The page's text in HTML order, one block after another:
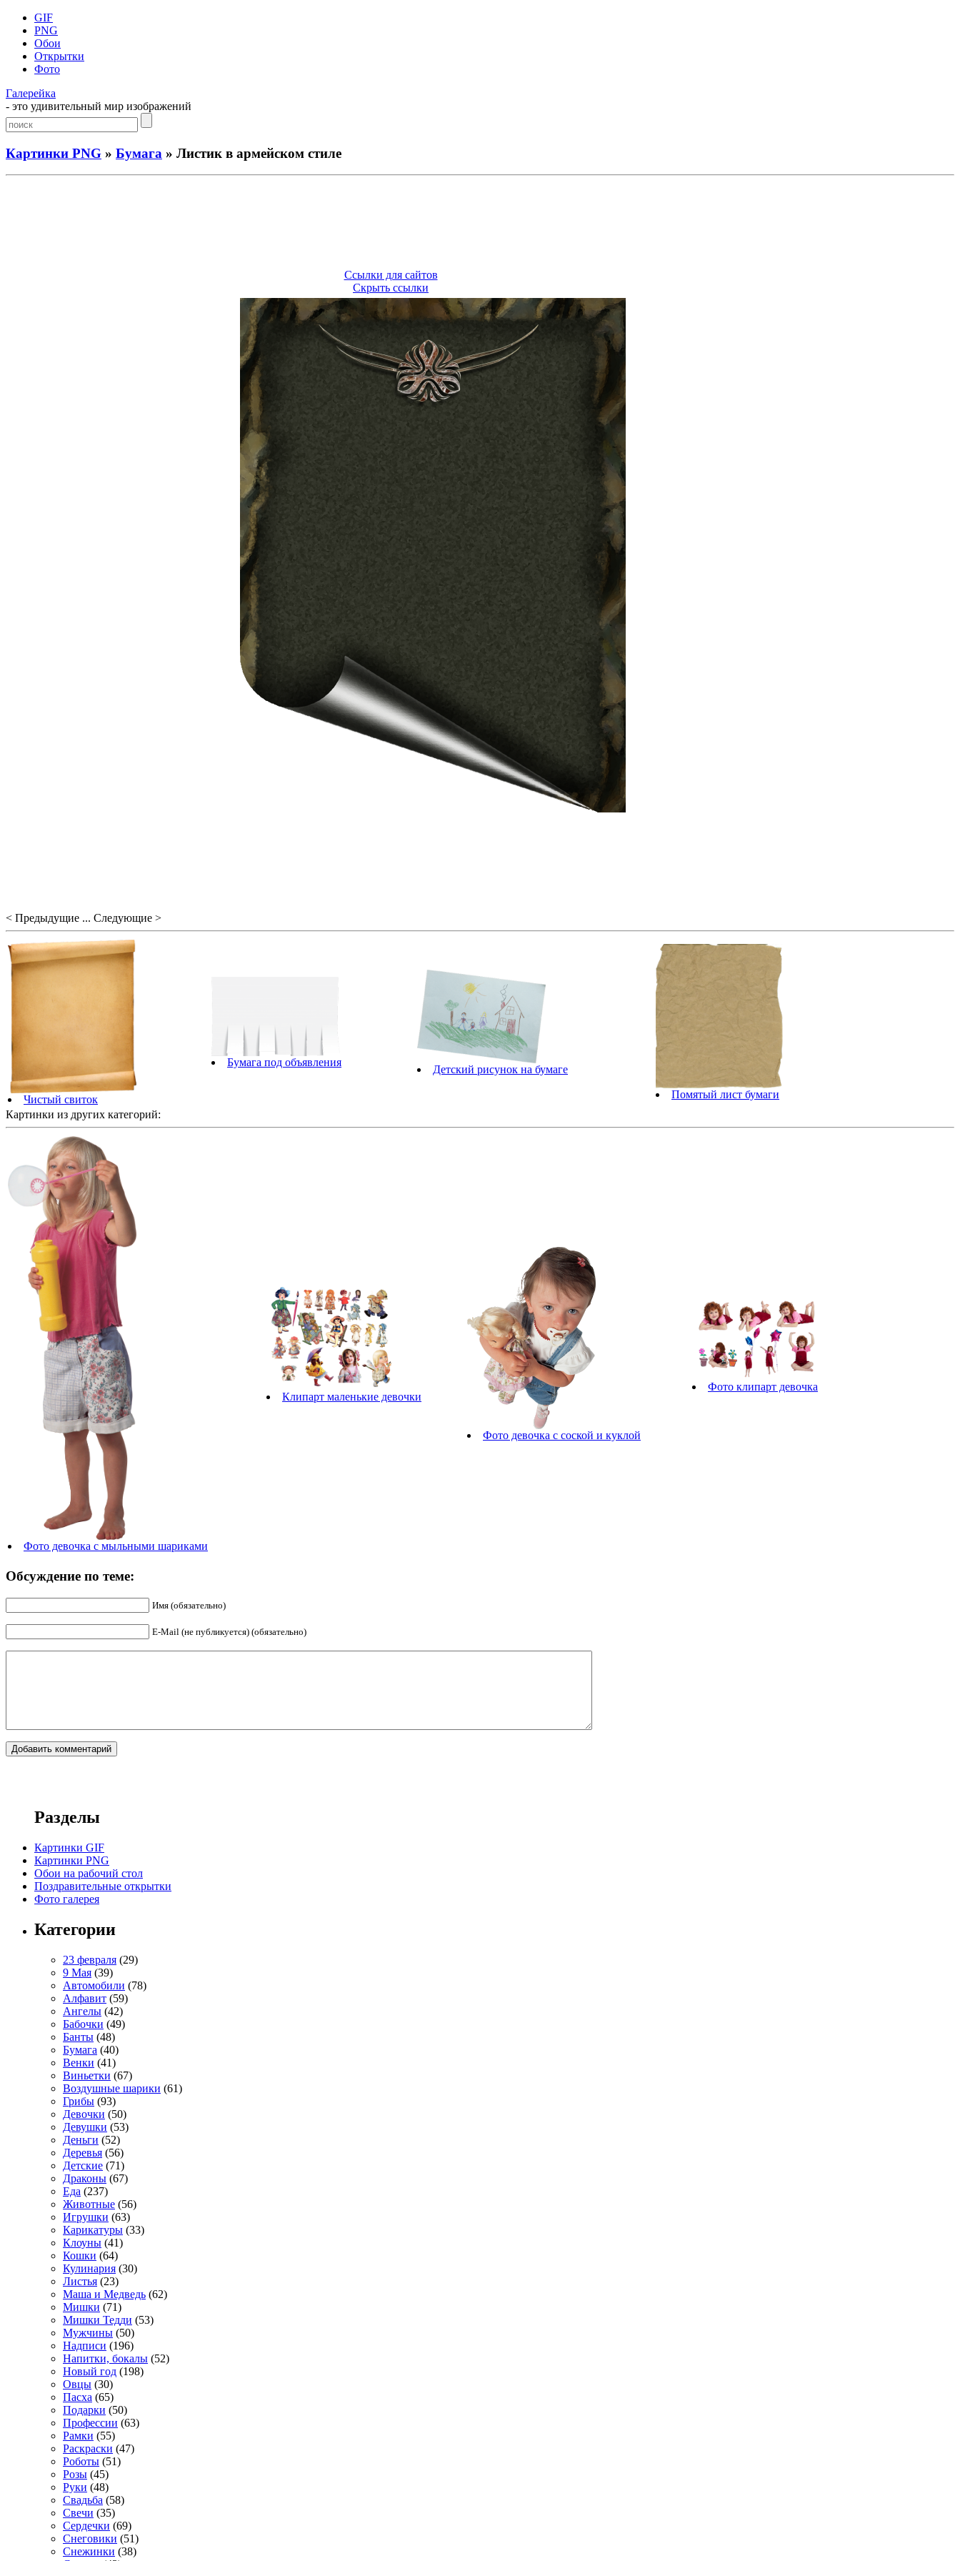
GIF
PNG
Обои
Открытки
Фото
Галерейка
- это удивительный мир изображений
Картинки PNG » Бумага » Листик в армейском стиле
Ссылки для сайтов
Скрыть ссылки
< Предыдущие ... Следующие >
Чистый свиток
Бумага под объявления
Детский рисунок на бумаге
Помятый лист бумаги
Картинки из других категорий:
Фото девочка с мыльными шариками
Клипарт маленькие девочки
Фото девочка с соской и куклой
Фото клипарт девочка
Обсуждение по теме:
Имя (обязательно)
E-Mail (не публикуется) (обязательно)
Разделы
Картинки GIF
Картинки PNG
Обои на рабочий стол
Поздравительные открытки
Фото галерея
Категории
23 февраля (29)
9 Мая (39)
Автомобили (78)
Алфавит (59)
Ангелы (42)
Бабочки (49)
Банты (48)
Бумага (40)
Венки (41)
Виньетки (67)
Воздушные шарики (61)
Грибы (93)
Девочки (50)
Девушки (53)
Деньги (52)
Деревья (56)
Детские (71)
Драконы (67)
Еда (237)
Животные (56)
Игрушки (63)
Карикатуры (33)
Клоуны (41)
Кошки (64)
Кулинария (30)
Листья (23)
Маша и Медведь (62)
Мишки (71)
Мишки Тедди (53)
Мужчины (50)
Надписи (196)
Напитки, бокалы (52)
Новый год (198)
Овцы (30)
Пасха (65)
Подарки (50)
Профессии (63)
Рамки (55)
Раскраски (47)
Роботы (51)
Розы (45)
Руки (48)
Свадьба (58)
Свечи (35)
Сердечки (69)
Снеговики (51)
Снежинки (38)